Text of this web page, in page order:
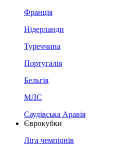
Франція
Нідерланди
Туреччина
Португалія
Бельгія
МЛС
Саудівська Аравія
Єврокубки
Ліга чемпіонів